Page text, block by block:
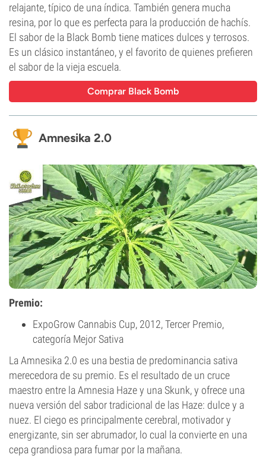
relajante, típico de una índica. También genera mucha
resina, por lo que es perfecta para la producción de hachís.
El sabor de la Black Bomb tiene matices dulces y terrosos.
Es un clásico instantáneo, y el favorito de quienes prefieren
el sabor de la vieja escuela.
Comprar Black Bomb
Amnesika 2.0
Premio:
ExpoGrow Cannabis Cup, 2012, Tercer Premio,
categoría Mejor Sativa
La Amnesika 2.0 es una bestia de predominancia sativa
merecedora de su premio. Es el resultado de un cruce
maestro entre la Amnesia Haze y una Skunk, y ofrece una
nueva versión del sabor tradicional de las Haze: dulce y a
nuez. El ciego es principalmente cerebral, motivador y
energizante, sin ser abrumador, lo cual la convierte en una
cepa grandiosa para fumar por la mañana.